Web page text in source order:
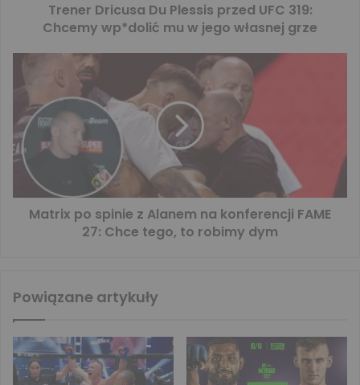
Trener Dricusa Du Plessis przed UFC 319:
Chcemy wp*dolić mu w jego własnej grze
Matrix po spinie z Alanem na konferencji FAME
27: Chce tego, to robimy dym
Powiązane artykuły